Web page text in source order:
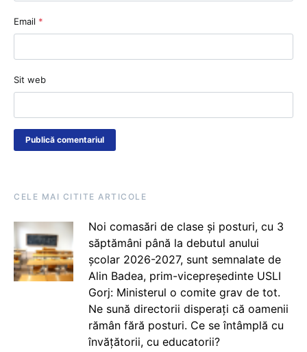
Email *
Sit web
CELE MAI CITITE ARTICOLE
Noi comasări de clase și posturi, cu 3
săptămâni până la debutul anului
școlar 2026-2027, sunt semnalate de
Alin Badea, prim-vicepreședinte USLI
Gorj: Ministerul o comite grav de tot.
Ne sună directorii disperați că oamenii
rămân fără posturi. Ce se întâmplă cu
învățătorii, cu educatorii?